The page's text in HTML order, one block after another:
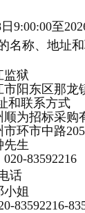
9:00:00至
名称、地址
监狱
阳东区那龙
和联系方式
为招标采购
环市中路
先生
83592216
话
姐
83592216-